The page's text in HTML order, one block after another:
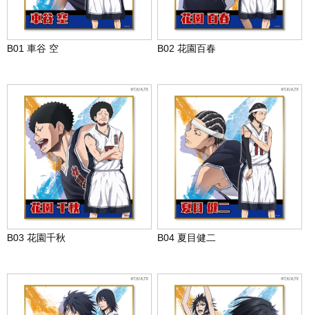
B01 車谷 空 B02 花園百春
B03 花園千秋 B04 夏目健二